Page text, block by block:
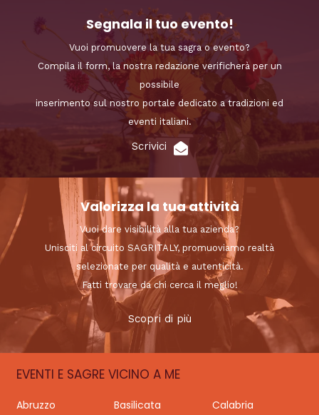
Segnala il tuo evento!
Vuoi promuovere la tua sagra o evento?
Compila il form, la nostra redazione verificherà per un
possibile
inserimento sul nostro portale dedicato a tradizioni ed
eventi italiani.
Scrivici
Valorizza la tua attività
Vuoi dare visibilità alla tua azienda?
Unisciti al circuito SAGRITALY, promuoviamo realtà
selezionate per qualità e autenticità.
Fatti trovare da chi cerca il meglio!
Scopri di più
EVENTI E SAGRE VICINO A ME
Abruzzo Basilicata
Calabria